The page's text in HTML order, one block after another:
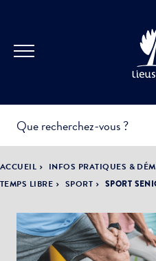
PRATIQUES &
DÉMARCHES
LA VILLE
ACCUEIL INFOS PRATIQUES &
TEMPS LIBRE
SPORT SPORT